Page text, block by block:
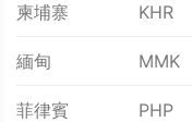
柬埔寨 KHR
緬甸 MMK
菲律賓 PHP